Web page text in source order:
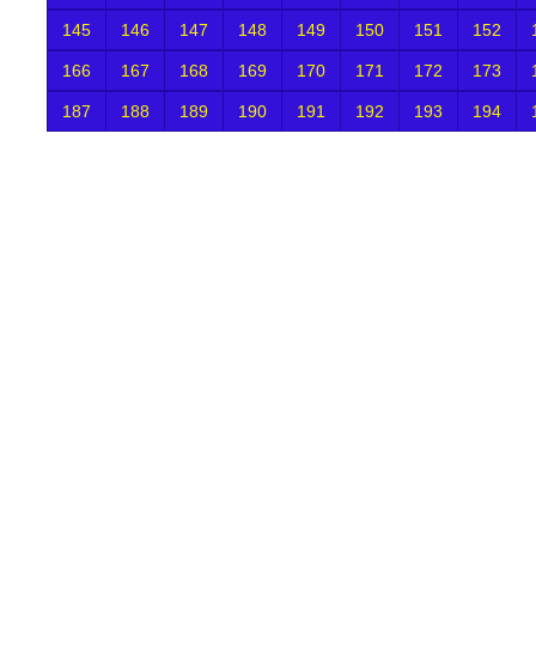
145 146 147 148 149 150 151 152
166 167 168 169 170 171 172 173
187 188 189 190 191 192 193 194